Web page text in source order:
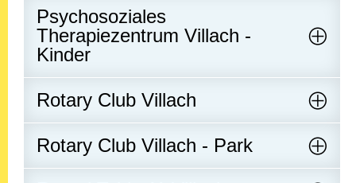
Psychosoziales
Therapiezentrum Villach -
Kinder
Rotary Club Villach
Rotary Club Villach - Park